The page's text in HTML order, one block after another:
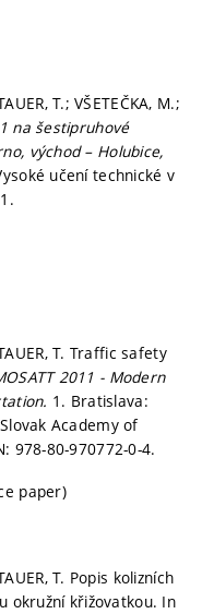
T.; VŠETEČKA, M.;
na šestipruhové
východ – Holubice,
učení technické v
T. Traffic safety
2011 - Modern
1. Bratislava:
Academy of
978-80-970772-0-4.
paper)
T. Popis kolizních
okružní křižovatkou. In